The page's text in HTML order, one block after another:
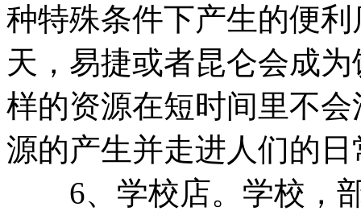
种特殊条件下产生的便
天，易捷或者昆仑会成
样的资源在短时间里不
源的产生并走进人们的
6、学校店。学校，部